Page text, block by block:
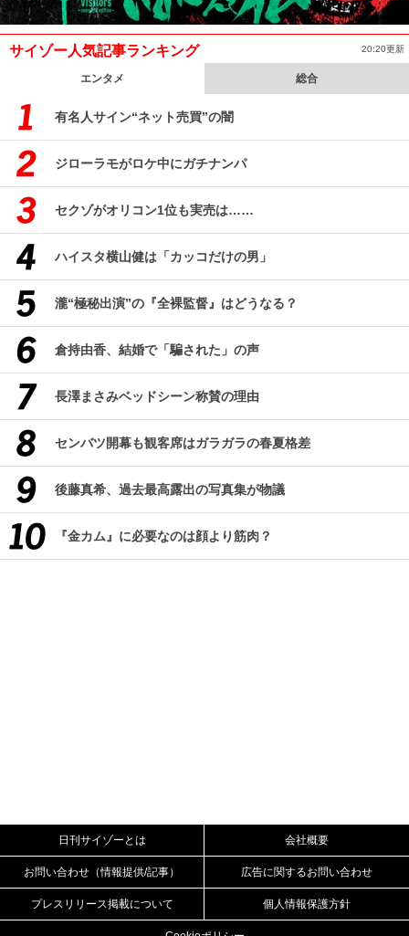
サイゾー人気記事ランキング 20:20更新
エンタメ 総合
有名人サイン“ネット売買”の闇
ジローラモがロケ中にガチナンパ
セクゾがオリコン1位も実売は……
ハイスタ横山健は「カッコだけの男」
瀧“極秘出演”の『全裸監督』はどうなる？
倉持由香、結婚で「騙された」の声
長澤まさみベッドシーン称賛の理由
センバツ開幕も観客席はガラガラの春夏格差
後藤真希、過去最高露出の写真集が物議
『金カム』に必要なのは顔より筋肉？
日刊サイゾーとは 会社概要
お問い合わせ（情報提供/記事） 広告に関するお問い合わせ
プレスリリース掲載について 個人情報保護方針